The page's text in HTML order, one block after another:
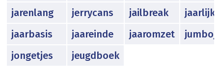
jarenlang
jerrycans jailbreak
jaarbasis
jaareinde jaaromzet
jongetjes
jeugdboek